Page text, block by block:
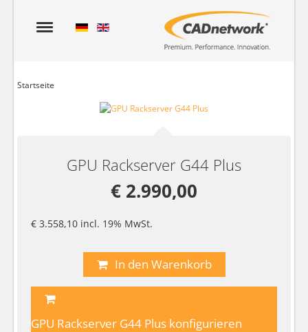
Startseite
GPU Rackserver G44 Plus
€ 2.990,00
€ 3.558,10 incl. 19% MwSt.
In den Warenkorb
GPU Rackserver G44 Plus konfigurieren